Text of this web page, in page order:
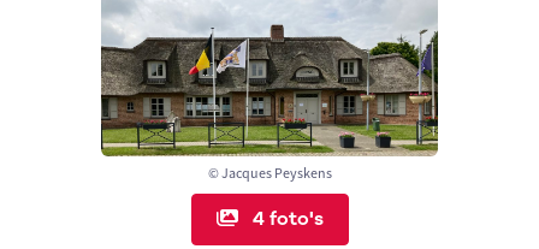
© Jacques Peyskens
4 foto's